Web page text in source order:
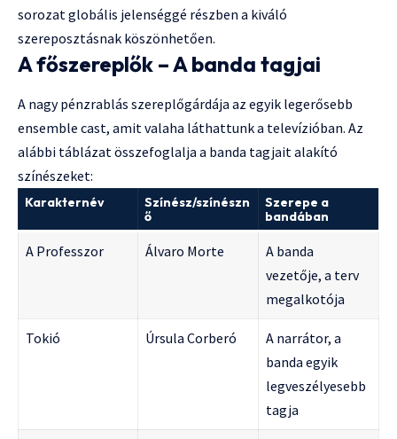
sorozat globális jelenséggé részben a kiváló
szereposztásnak köszönhetően.
A főszereplők – A banda tagjai
A nagy pénzrablás szereplőgárdája az egyik legerősebb
ensemble cast, amit valaha láthattunk a televízióban. Az
alábbi táblázat összefoglalja a banda tagjait alakító
színészeket:
Karakternév
Színész/színészn
ő
Szerepe a
bandában
A Professzor Álvaro Morte
A banda
vezetője, a terv
megalkotója
Tokió Úrsula Corberó
A narrátor, a
banda egyik
legveszélyesebb
tagja